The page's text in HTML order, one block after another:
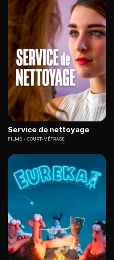
Service de nettoyage
FILMS COURT-MÉTRAGE